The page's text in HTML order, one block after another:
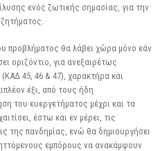
ενός ζωτικής σημασίας, για την
προβλήματος θα λάβει χώρα μόνο εάν
οριζόντιο, για ανεξαιρέτως
45, 46 & 47), χαρακτήρα και
έξι, από τους ήδη
του ευεργετήματος μέχρι και τα
έστω και εν μέρει, τις
της πανδημίας, ενώ θα δημιουργήσει
εμπόρους να ανακάμψουν